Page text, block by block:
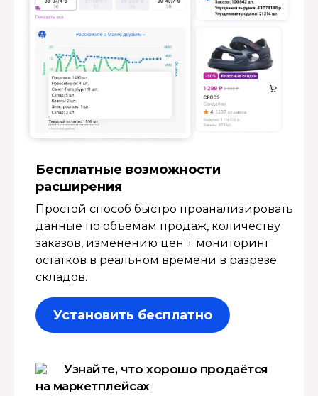
Бесплатные возмож­ности
расширения
Простой способ быстро проанализировать
данные по объемам продаж, количеству
заказов, изменению цен + мониторинг
остатков в реальном времени в разрезе
складов.
Установить бесплатно
Узнайте, что хорошо продаётся
на маркетплейсах